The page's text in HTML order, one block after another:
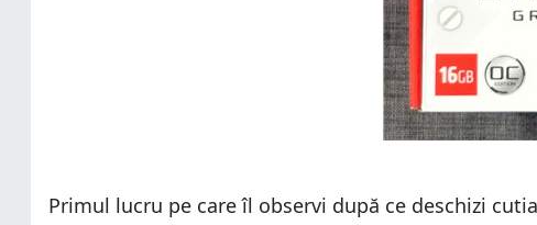
Primul lucru pe care îl observi după ce deschizi